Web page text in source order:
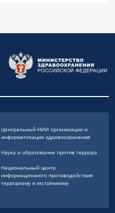
Центральный НИИ организации и
информатизации здравоохранения
Наука и образование против террора
Национальный центр
информационного противодействия
терроризму и экстремизму